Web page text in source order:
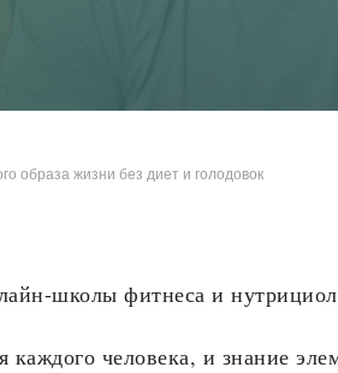
образа жизни без диет и голодовок
школы фитнеса и
человека, и знание